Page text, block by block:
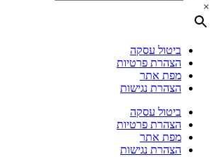
×
ביטול עסקה
הצהרת פרטיות
מפת אתר
הצהרת נגישות
ביטול עסקה
הצהרת פרטיות
מפת אתר
הצהרת נגישות